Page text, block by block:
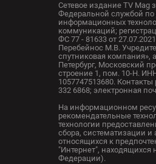
Сетевое издание TV Mag
Федеральной службой по
информационных
коммуникаций;
ФС 77 - 81633 от
Перебейнос М.В.
спутниковая компания»,
Петербург, Московский
строение 1, пом. 10-Н.
1057747513680.
332 6868; электронная
На информационном
рекомендательные
технологии
сбора, систематизации и
относящихся к
"Интернет", находящихся
Федерации).